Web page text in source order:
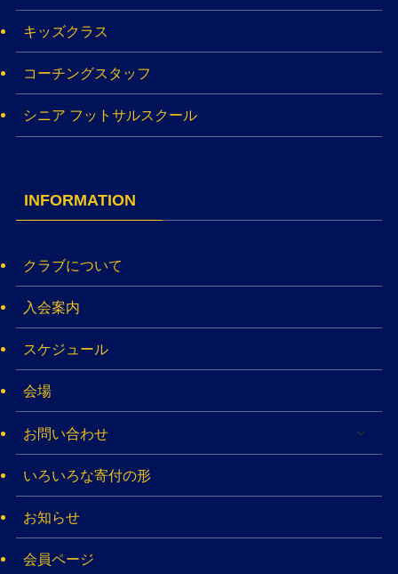
キッズクラス
コーチングスタッフ
シニア フットサルスクール
INFORMATION
クラブについて
入会案内
スケジュール
会場
お問い合わせ
いろいろな寄付の形
お知らせ
会員ページ